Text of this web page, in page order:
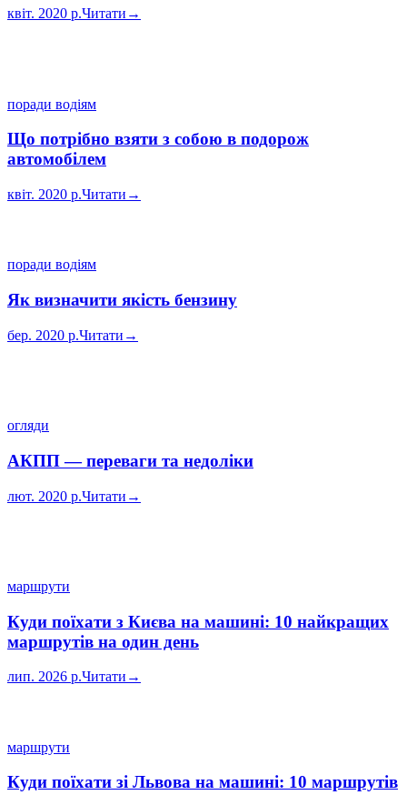
квіт. 2020 р.Читати →
поради водіям
Що потрібно взяти з собою в подорож
автомобілем
квіт. 2020 р.Читати →
поради водіям
Як визначити якість бензину
бер. 2020 р.Читати →
огляди
АКПП — переваги та недоліки
лют. 2020 р.Читати →
маршрути
Куди поїхати з Києва на машині: 10 найкращих
маршрутів на один день
лип. 2026 р.Читати →
маршрути
Куди поїхати зі Львова на машині: 10 маршрутів